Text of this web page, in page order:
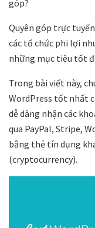
góp?
Quyên góp trực
các tổ chức phi lợi
những mục tiêu tốt
Trong bài viết này,
WordPress tốt nhất
dễ dàng nhận các
qua PayPal, Stripe,
bằng thẻ tín dụng
(cryptocurrency).